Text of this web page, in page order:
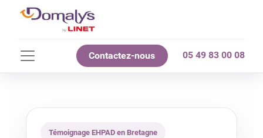
Contactez-nous 05 49 83 00 08
Témoignage EHPAD en Bretagne